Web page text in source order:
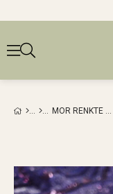
MOR RENKTE PUL PAYET TÜL (EN 140 CM X BOY 200 CM)